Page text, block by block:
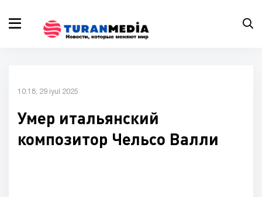
10:18, 29 iyul 2025
Умер итальянский
композитор Чельсо Валли